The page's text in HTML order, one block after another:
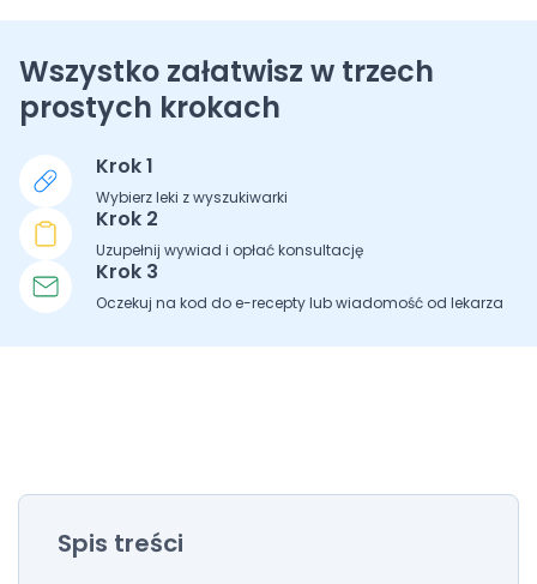
Wszystko załatwisz w trzech
prostych krokach
Krok 1
Wybierz leki z wyszukiwarki
Krok 2
Uzupełnij wywiad i opłać konsultację
Krok 3
Oczekuj na kod do e-recepty lub wiadomość od lekarza
Spis treści